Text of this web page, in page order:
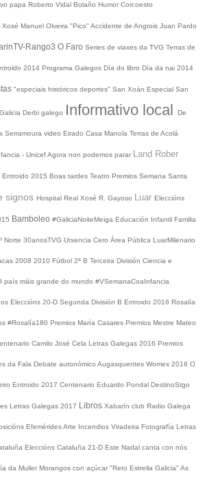
papa Roberto Vidal Bolaño Humor Corcoesto
Xosé Manuel Olveira "Pico" Accidente de Angrois Juan Pardo
Rango3 O Faro Series de viaxes da TVG Terras de
2014 Programa Galegos Día do libro Día da nai 2014
"especiais históricos deportes" San Xoán Especial San
Derbi galego Informativo local De
Serramoura video Eirado Casa Manola Terras de Acolá
- UnicefAgora non podemos parar Land Rober
Entroido 2015 Boas tardes Teatro Premios Semana Santa
signos Hospital Real Xosé R. Gayoso Luar Eleccións
Bamboleo #GaliciaNoiteMeiga Educación Infantil Familia
Norte 30anosTVG Urxencia Cero Área Pública LuarMilenario
2008 2010 Fútbol 2ª B Terceira División Ciencia e
país máis grande do mundo #VSemanaCoaInfancia
Eleccións 20-D Segunda División B Entroido 2016 Rosalía
#Rosalía180 Premios María Casares Premios Mestre Mateo
Camilo José Cela Letras Galegas 2016 Premios
da Fala Debate autonómico Augasquentes Womex 2016 O
Entroido 2017 Centenario Eduardo Pondal DestinoStgo
Letras Galegas 2017 Libros Xabarín club Radio Galega
EfeméridesArte Incendios Viradeira Fotografía Letras
Eleccións Cataluña 21-D Este Nadal canta con nós
da Muller Morangos con açúcar "Reto Estrella Galicia" As